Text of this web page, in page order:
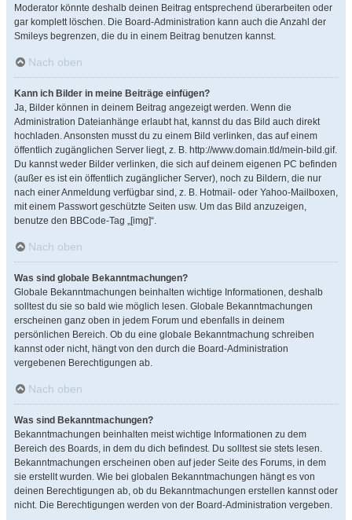
Moderator könnte deshalb deinen Beitrag entsprechend überarbeiten oder
gar komplett löschen. Die Board-Administration kann auch die Anzahl der
Smileys begrenzen, die du in einem Beitrag benutzen kannst.
Nach oben
Kann ich Bilder in meine Beiträge einfügen?
Ja, Bilder können in deinem Beitrag angezeigt werden. Wenn die
Administration Dateianhänge erlaubt hat, kannst du das Bild auch direkt
hochladen. Ansonsten musst du zu einem Bild verlinken, das auf einem
öffentlich zugänglichen Server liegt, z. B. http://www.domain.tld/mein-bild.gif.
Du kannst weder Bilder verlinken, die sich auf deinem eigenen PC befinden
(außer es ist ein öffentlich zugänglicher Server), noch zu Bildern, die nur
nach einer Anmeldung verfügbar sind, z. B. Hotmail- oder Yahoo-Mailboxen,
mit einem Passwort geschützte Seiten usw. Um das Bild anzuzeigen,
benutze den BBCode-Tag „[img]“.
Nach oben
Was sind globale Bekanntmachungen?
Globale Bekanntmachungen beinhalten wichtige Informationen, deshalb
solltest du sie so bald wie möglich lesen. Globale Bekanntmachungen
erscheinen ganz oben in jedem Forum und ebenfalls in deinem
persönlichen Bereich. Ob du eine globale Bekanntmachung schreiben
kannst oder nicht, hängt von den durch die Board-Administration
vergebenen Berechtigungen ab.
Nach oben
Was sind Bekanntmachungen?
Bekanntmachungen beinhalten meist wichtige Informationen zu dem
Bereich des Boards, in dem du dich befindest. Du solltest sie stets lesen.
Bekanntmachungen erscheinen oben auf jeder Seite des Forums, in dem
sie erstellt wurden. Wie bei globalen Bekanntmachungen hängt es von
deinen Berechtigungen ab, ob du Bekanntmachungen erstellen kannst oder
nicht. Die Berechtigungen werden von der Board-Administration vergeben.